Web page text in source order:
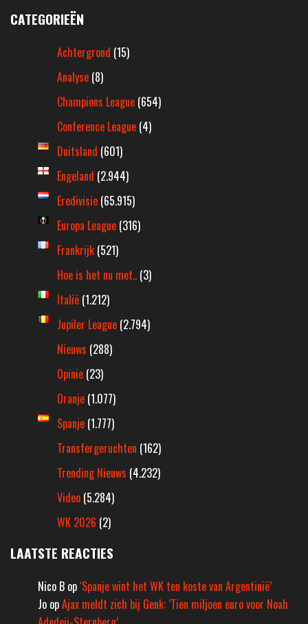
CATEGORIEËN
Achtergrond (15)
Analyse (8)
Champions League (654)
Conference League (4)
Duitsland (601)
Engeland (2.944)
Eredivisie (65.915)
Europa League (316)
Frankrijk (521)
Hoe is het nu met.. (3)
Italië (1.212)
Jupiler League (2.794)
Nieuws (288)
Opinie (23)
Oranje (1.077)
Spanje (1.777)
Transfergeruchten (162)
Trending Nieuws (4.232)
Video (5.284)
WK 2026 (2)
LAATSTE REACTIES
Nico B op ‘Spanje wint het WK ten koste van Argentinië’
Jo opAjax meldt zich bij Genk: ‘Tien miljoen euro voor Noah